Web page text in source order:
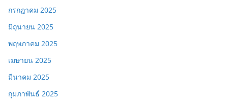
กรกฎาคม 2025
มิถุนายน 2025
พฤษภาคม 2025
เมษายน 2025
มีนาคม 2025
กุมภาพันธ์ 2025